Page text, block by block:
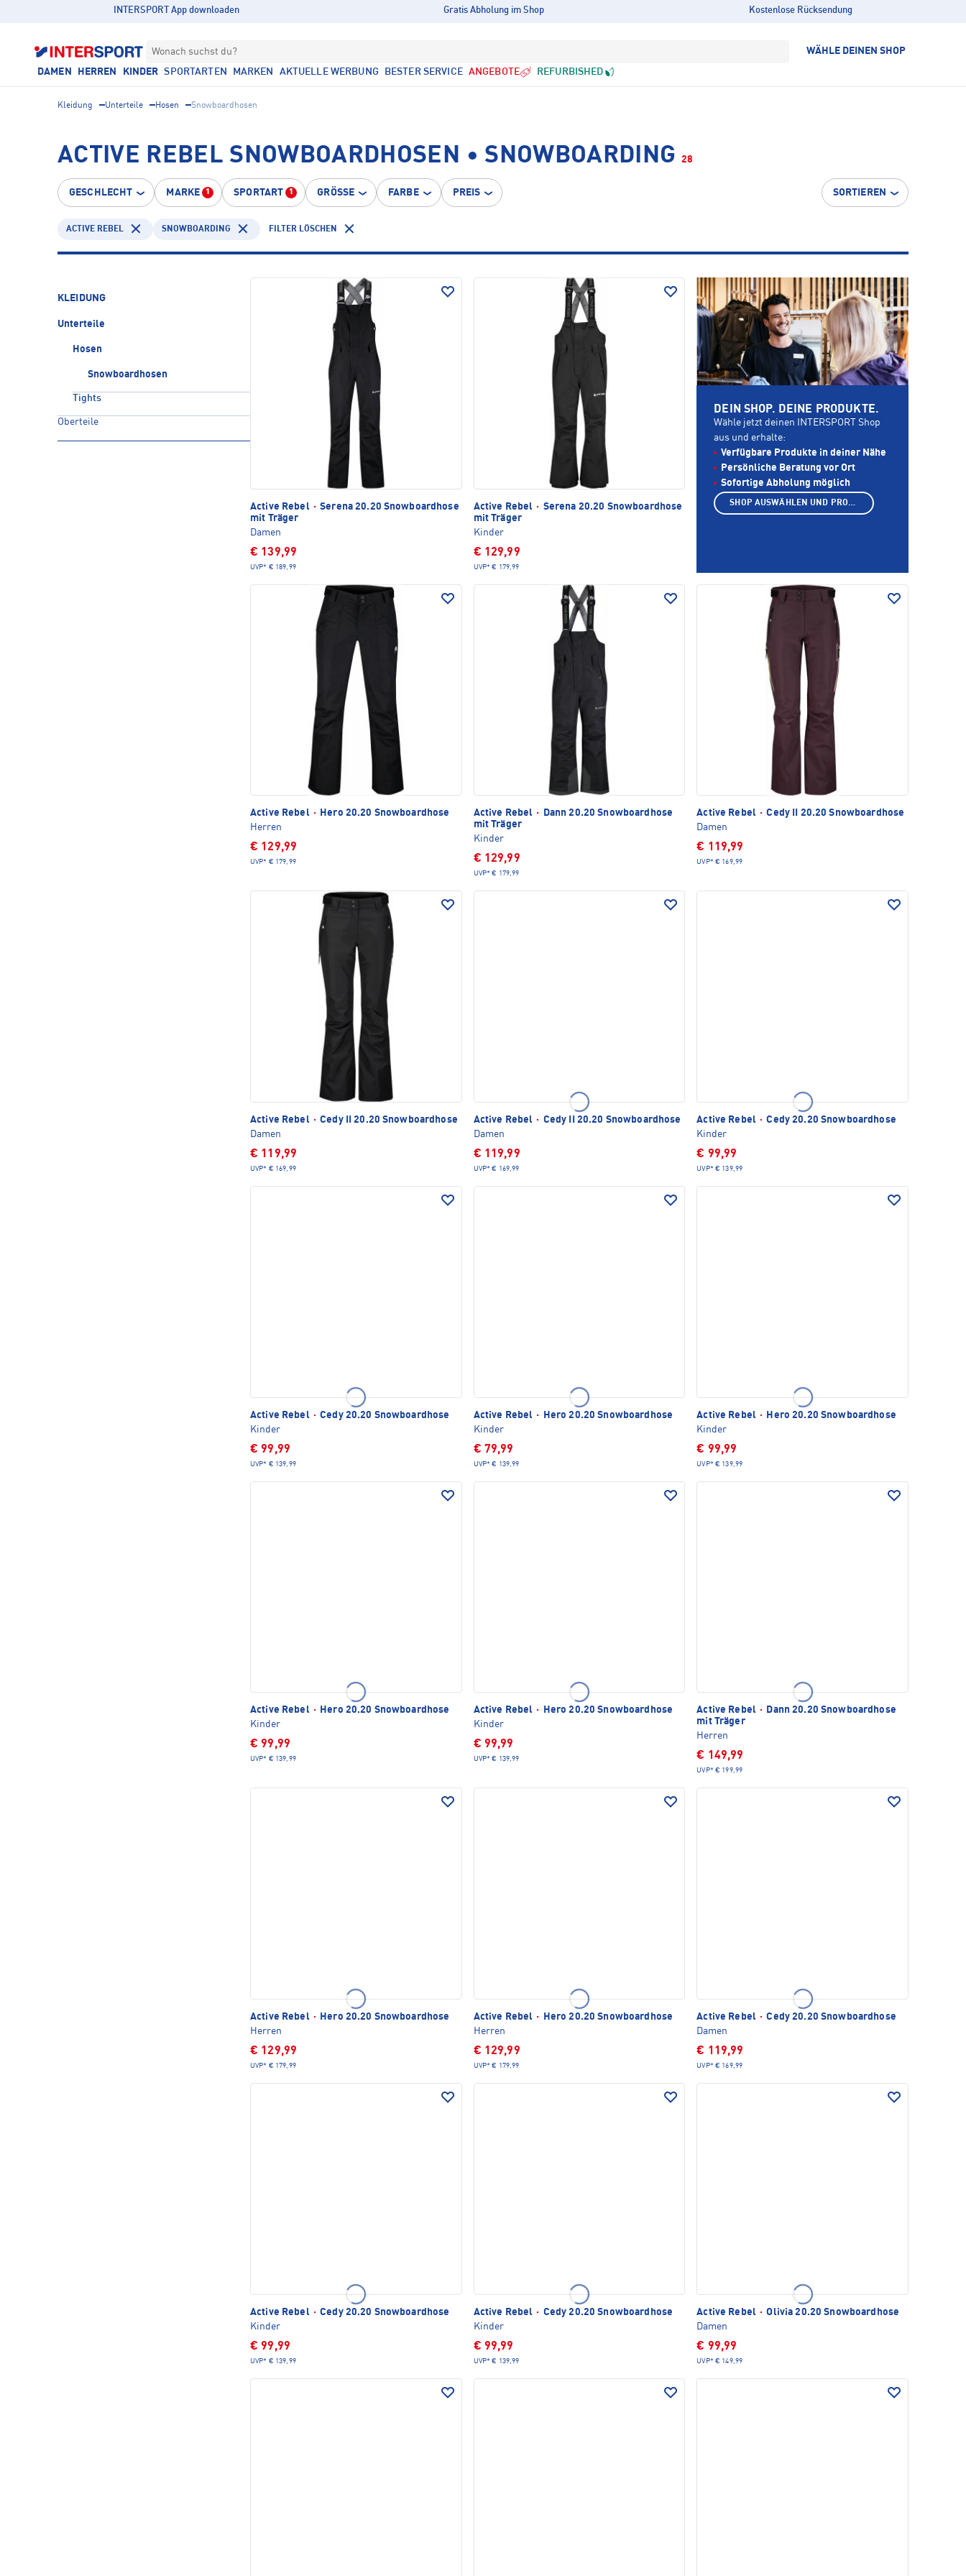
INTERSPORT App downloaden Gratis Abholung im Shop Kostenlose Rücksendung
Wonach suchst du? WÄHLE DEINEN SHOP
DAMEN HERREN KINDER SPORTARTEN MARKEN AKTUELLE WERBUNG BESTER SERVICE ANGEBOTE REFURBISHED
Kleidung Unterteile Hosen Snowboardhosen
ACTIVE REBEL SNOWBOARDHOSEN • SNOWBOARDING 28
GESCHLECHT MARKE 1 SPORTART 1 GRÖSSE FARBE PREIS SORTIEREN
ACTIVE REBEL SNOWBOARDING FILTER LÖSCHEN
KLEIDUNG
Unterteile
Hosen
Snowboardhosen
Tights
Oberteile
Active Rebel · Serena 20.20 Snowboardhose
mit Träger
Damen
€ 139,99
UVP* € 189,99
Active Rebel · Serena 20.20 Snowboardhose
mit Träger
Kinder
€ 129,99
UVP* € 179,99
Active Rebel ·
Hero 20.20 Snowboardhose
Herren
€ 129,99
UVP* € 179,99
Active Rebel ·
Dann 20.20 Snowboardhose
mit Träger
Kinder
€ 129,99
UVP* € 179,99
Active Rebel · Cedy II 20.20 Snowboardhose
Damen
€ 119,99
UVP* € 169,99
Active Rebel · Cedy II 20.20 Snowboardhose
Damen
€ 119,99
UVP* € 169,99
Active Rebel · Cedy II 20.20 Snowboardhose
Damen
€ 119,99
UVP* € 169,99
Active Rebel · Cedy 20.20 Snowboardhose
Kinder
€ 99,99
UVP* € 139,99
Active Rebel · Cedy 20.20 Snowboardhose
Kinder
€ 99,99
UVP* € 139,99
Active Rebel ·
Hero 20.20 Snowboardhose
Kinder
€ 79,99
UVP* € 139,99
Active Rebel ·
Hero 20.20 Snowboardhose
Kinder
€ 99,99
UVP* € 139,99
Active Rebel ·
Hero 20.20 Snowboardhose
Kinder
€ 99,99
UVP* € 139,99
Active Rebel ·
Hero 20.20 Snowboardhose
Kinder
€ 99,99
UVP* € 139,99
Active Rebel ·
Dann 20.20 Snowboardhose
mit Träger
Herren
€ 149,99
UVP* € 199,99
Active Rebel ·
Hero 20.20 Snowboardhose
Herren
€ 129,99
UVP* € 179,99
Active Rebel ·
Hero 20.20 Snowboardhose
Herren
€ 129,99
UVP* € 179,99
Active Rebel · Cedy 20.20 Snowboardhose
Damen
€ 119,99
UVP* € 169,99
Active Rebel · Cedy 20.20 Snowboardhose
Kinder
€ 99,99
UVP* € 139,99
Active Rebel · Cedy 20.20 Snowboardhose
Kinder
€ 99,99
UVP* € 139,99
Active Rebel · Olivia 20.20 Snowboardhose
Damen
€ 99,99
UVP* € 149,99
DEIN SHOP. DEINE PRODUKTE.
Wähle jetzt deinen INTERSPORT Shop
aus und erhalte:
Verfügbare Produkte in deiner Nähe
Persönliche Beratung vor Ort
Sofortige Abholung möglich
SHOP AUSWÄHLEN UND PRODUKTE ANZEIGEN